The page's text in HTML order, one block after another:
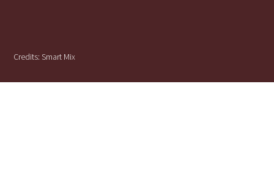
Credits:Smart Mix